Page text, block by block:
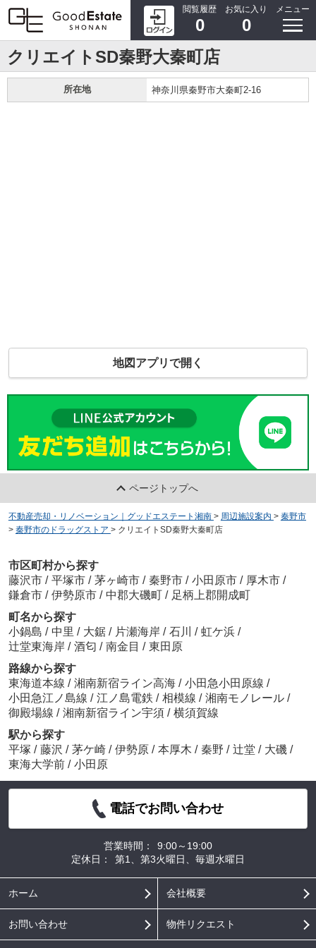
閲覧履歴
0
お気に入り
0
メニュー
クリエイトSD秦野大秦町店
所在地 神奈川県秦野市大秦町2-16
地図アプリで開く
ページトップへ
不動産売却・リノベーション｜グッドエステート湘南 > 周辺施設案内 > 秦野市
> 秦野市のドラッグストア > クリエイトSD秦野大秦町店
市区町村から探す
藤沢市 / 平塚市 / 茅ヶ崎市 / 秦野市 / 小田原市 / 厚木市 /
鎌倉市 / 伊勢原市 / 中郡大磯町 / 足柄上郡開成町
町名から探す
小鍋島 / 中里 / 大鋸 / 片瀬海岸 / 石川 / 虹ケ浜 /
辻堂東海岸 / 酒匂 / 南金目 / 東田原
路線から探す
東海道本線 / 湘南新宿ライン高海 / 小田急小田原線 /
小田急江ノ島線 / 江ノ島電鉄 / 相模線 / 湘南モノレール /
御殿場線 / 湘南新宿ライン宇須 / 横須賀線
駅から探す
平塚 / 藤沢 / 茅ケ崎 / 伊勢原 / 本厚木 / 秦野 / 辻堂 / 大磯 /
東海大学前 / 小田原
電話でお問い合わせ
営業時間：
9:00～19:00
定休日：
第1、第3火曜日、毎週水曜日
ホーム 会社概要
お問い合わせ 物件リクエスト